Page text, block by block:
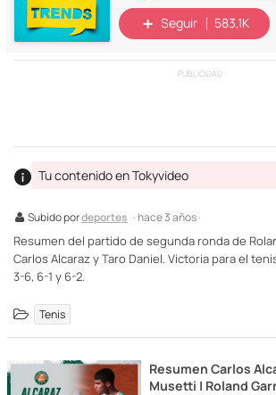
Seguir 583,1K
PUBLICIDAD
Subido pordeportes · hace 3 años ·
Tu contenido en Tokyvideo
Resumen del partido de segunda ronda de
Carlos Alcaraz y Taro Daniel. Victoria para el
3-6, 6-1 y 6-2.
Tenis
Resumen Carlos
Musetti | Roland